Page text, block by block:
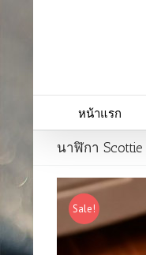
หน้าแรก
นาฬิกา
Sale!